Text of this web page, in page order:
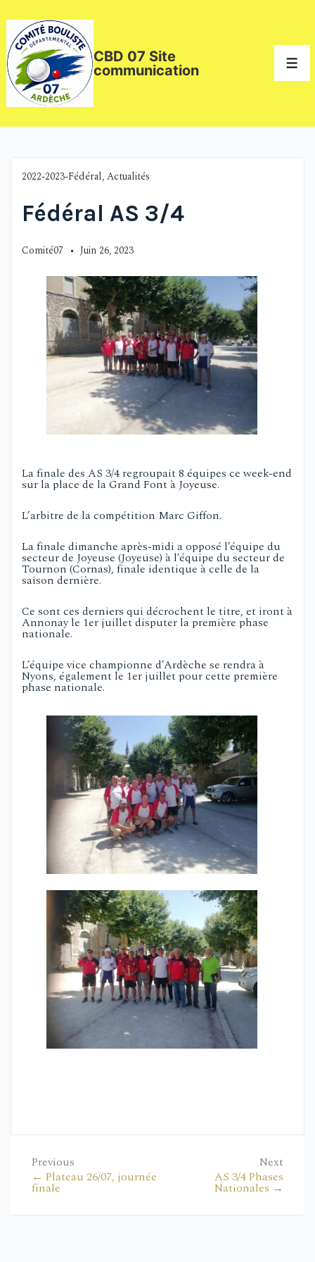
CBD 07 Site
communication
2022-2023-Fédéral,Actualités
Fédéral AS 3/4
Comité07 Juin 26, 2023
La finale des AS 3/4 regroupait 8 équipes ce week-end
sur la place de la Grand Font à Joyeuse.
L’arbitre de la compétition Marc Giffon.
La finale dimanche après-midi a opposé l’équipe du
secteur de Joyeuse (Joyeuse) à l’équipe du secteur de
Tournon (Cornas), finale identique à celle de la
saison dernière.
Ce sont ces derniers qui décrochent le titre, et iront à
Annonay le 1er juillet disputer la première phase
nationale.
L’équipe vice championne d’Ardèche se rendra à
Nyons, également le 1er juillet pour cette première
phase nationale.
Previous
← Plateau 26/07, journée
finale
Next
AS 3/4 Phases
Nationales →